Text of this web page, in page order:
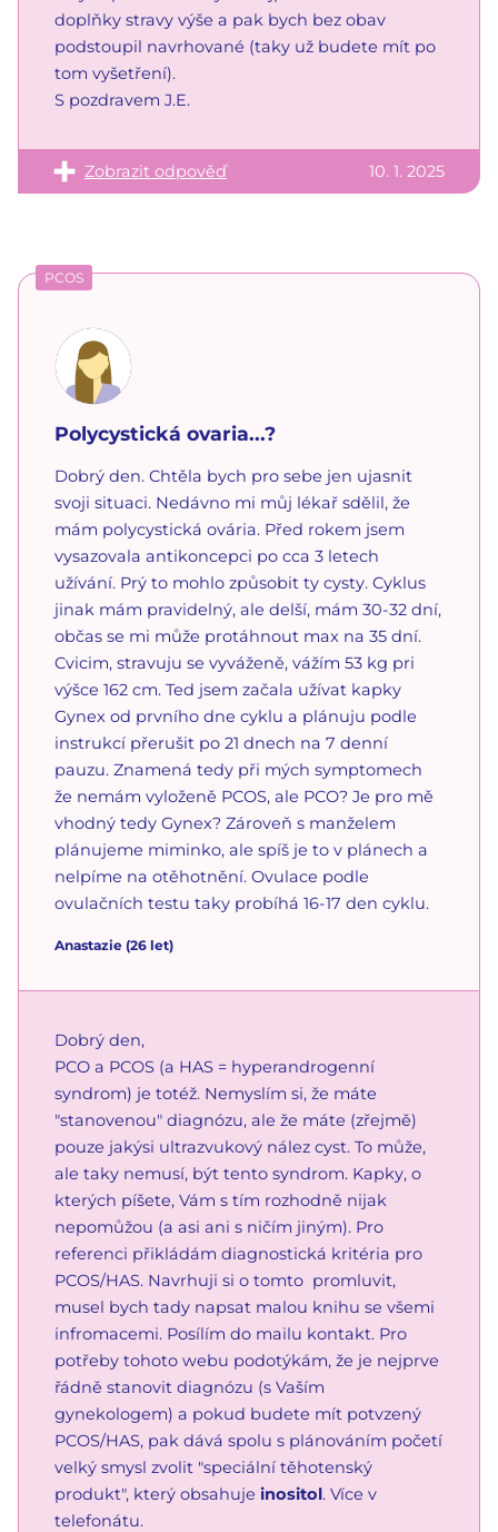
doplňky stravy výše a pak bych bez obav
podstoupil navrhované (taky už budete mít po
tom vyšetření).
S pozdravem J.E.
Zobrazit odpověď 10. 1. 2025
PCOS
Polycystická ovaria...?
Dobrý den. Chtěla bych pro sebe jen ujasnit
svoji situaci. Nedávno mi můj lékař sdělil, že
mám polycystická ovária. Před rokem jsem
vysazovala antikoncepci po cca 3 letech
užívání. Prý to mohlo způsobit ty cysty. Cyklus
jinak mám pravidelný, ale delší, mám 30-32 dní,
občas se mi může protáhnout max na 35 dní.
Cvicim, stravuju se vyváženě, vážím 53 kg pri
výšce 162 cm. Ted jsem začala užívat kapky
Gynex od prvního dne cyklu a plánuju podle
instrukcí přerušit po 21 dnech na 7 denní
pauzu. Znamená tedy při mých symptomech
že nemám vyloženě PCOS, ale PCO? Je pro mě
vhodný tedy Gynex? Zároveň s manželem
plánujeme miminko, ale spíš je to v plánech a
nelpíme na otěhotnění. Ovulace podle
ovulačních testu taky probíhá 16-17 den cyklu.
Anastazie (26 let)
Dobrý den,
PCO a PCOS (a HAS = hyperandrogenní
syndrom) je totéž. Nemyslím si, že máte
"stanovenou" diagnózu, ale že máte (zřejmě)
pouze jakýsi ultrazvukový nález cyst. To může,
ale taky nemusí, být tento syndrom. Kapky, o
kterých píšete, Vám s tím rozhodně nijak
nepomůžou (a asi ani s ničím jiným). Pro
referenci přikládám diagnostická kritéria pro
PCOS/HAS. Navrhuji si o tomto promluvit,
musel bych tady napsat malou knihu se všemi
infromacemi. Posílím do mailu kontakt. Pro
potřeby tohoto webu podotýkám, že je nejprve
řádně stanovit diagnózu (s Vaším
gynekologem) a pokud budete mít potvzený
PCOS/HAS, pak dává spolu s plánováním početí
velký smysl zvolit "speciální těhotenský
produkt", který obsahuje inositol. Více v
telefonátu.